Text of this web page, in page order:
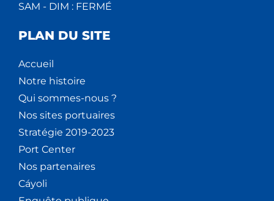
SAM - DIM : FERMÉ
PLAN DU SITE
Accueil
Notre histoire
Qui sommes-nous ?
Nos sites portuaires
Stratégie 2019-2023
Port Center
Nos partenaires
Cáyoli